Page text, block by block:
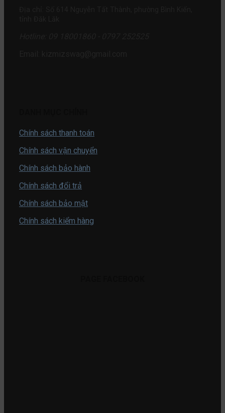
Chính sách thanh toán
Chính sách vận chuyển
Chính sách bảo hành
Chính sách đổi trả
Chính sách bảo mật
Chính sách kiểm hàng